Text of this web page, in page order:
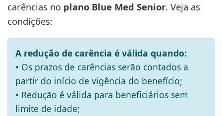
carências no plano Blue Med Senior. Veja as
condições:
A redução de carência é válida quando:
• Os prazos de carências serão contados a
partir do início de vigência do benefício;
• Redução é válida para beneficiários sem
limite de idade;